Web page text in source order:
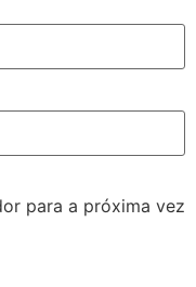
para a próxima vez